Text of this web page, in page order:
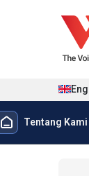
menu
Tentang Kami